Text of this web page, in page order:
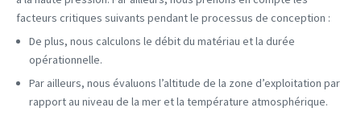
facteurs critiques suivants pendant le processus de conception :
De plus, nous calculons le débit du matériau et la durée
opérationnelle.
Par ailleurs, nous évaluons l’altitude de la zone d’exploitation par
rapport au niveau de la mer et la température atmosphérique.